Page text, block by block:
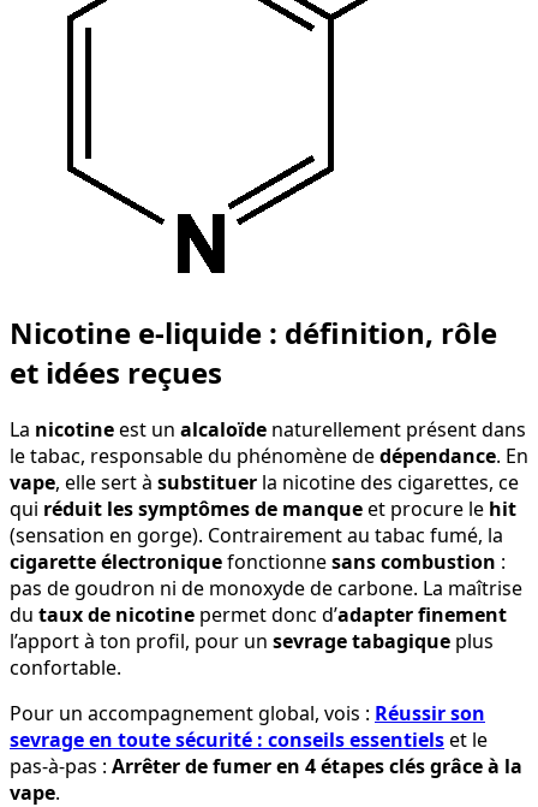
Nicotine e-liquide : définition, rôle
et idées reçues
La nicotineest un alcaloïde naturellement présent dans
le tabac, responsable du phénomène dedépendance. En
vape, elle sert à substituer la nicotine des cigarettes, ce
qui réduit les symptômes de manqueet procure le hit
(sensation en gorge). Contrairement au tabac fumé, la
cigarette électroniquefonctionnesans combustion :
pas de goudron ni de monoxyde de carbone. La maîtrise
du taux de nicotine permet donc d’adapter finement
l’apport à ton profil, pour un sevrage tabagique plus
confortable.
Pour un accompagnement global, vois : Réussir son
sevrage en toute sécurité : conseils essentielset le
pas-à-pas : Arrêter de fumer en 4 étapes clés grâce à la
vape.